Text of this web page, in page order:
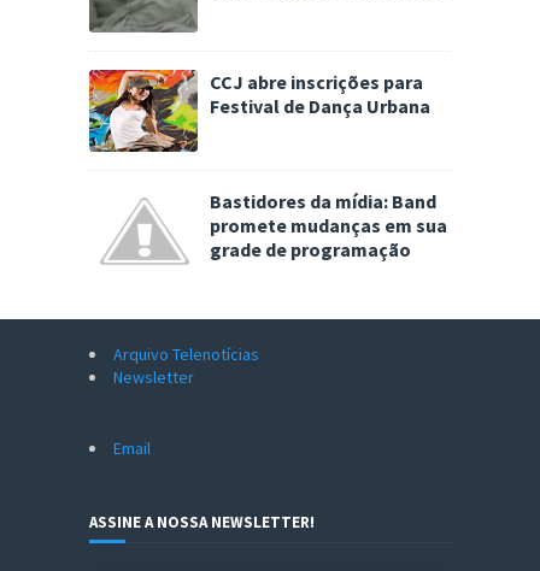
CCJ abre inscrições para
Festival de Dança Urbana
Bastidores da mídia: Band
promete mudanças em sua
grade de programação
Arquivo Telenotícias
Newsletter
Email
ASSINE A NOSSA NEWSLETTER!